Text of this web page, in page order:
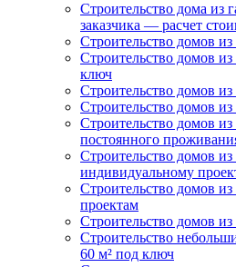
Строительство дома из
заказчика — расчет
Строительство домов
Строительство домов
ключ
Строительство домов из
Строительство домов из
Строительство домов из
постоянного
Строительство домов из
индивидуальному
Строительство домов
проектам
Строительство домов из
Строительство
60 м² под ключ